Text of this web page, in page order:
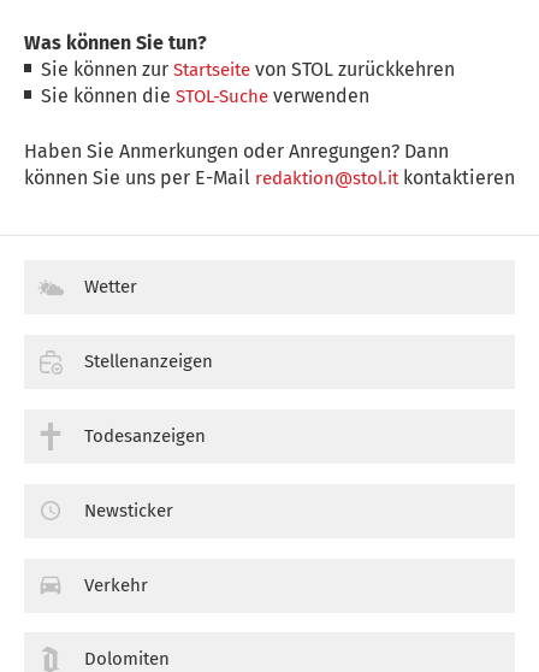
Was können Sie tun?
Sie können zurStartseite von STOL zurückkehren
Sie können dieSTOL-Suche verwenden
Haben Sie Anmerkungen oder Anregungen? Dann
können Sie uns per E-Mail redaktion@stol.itkontaktieren
Wetter
Stellenanzeigen
Todesanzeigen
Newsticker
Verkehr
Dolomiten